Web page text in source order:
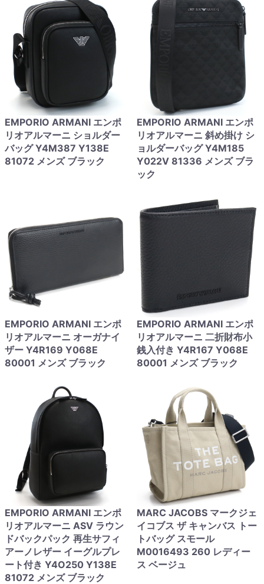
EMPORIO ARMANI エンポ
リオアルマーニ ショルダー
バッグ Y4M387 Y138E
81072 メンズ ブラック
EMPORIO ARMANI エンポ
リオアルマーニ 斜め掛け シ
ョルダーバッグ Y4M185
Y022V 81336 メンズ ブラ
ック
EMPORIO ARMANI エンポ
リオアルマーニ オーガナイ
ザー Y4R169 Y068E
80001 メンズ ブラック
EMPORIO ARMANI エンポ
リオアルマーニ 二折財布小
銭入付き Y4R167 Y068E
80001 メンズ ブラック
EMPORIO ARMANI エンポ
リオアルマーニ ASV ラウン
ドバックパック 再生サフィ
アーノレザー イーグルプレ
ート付き Y4O250 Y138E
81072 メンズ ブラック
MARC JACOBS マークジェ
イコブス ザ キャンバス トー
トバッグ スモール
M0016493 260 レディー
ス ベージュ